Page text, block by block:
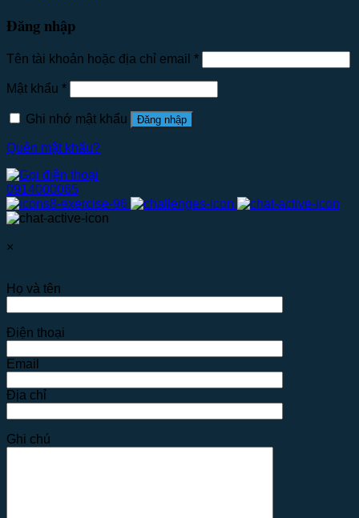
Đăng nhập
Tên tài khoản hoặc địa chỉ email *
Mật khẩu *
Ghi nhớ mật khẩu Đăng nhập
Quên mật khẩu?
0914000065
×
Họ và tên
Điện thoại
Email
Địa chỉ
Ghi chú